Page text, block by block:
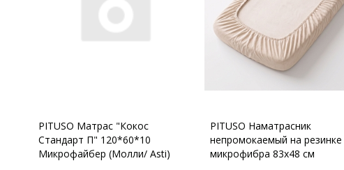
PITUSO Матрас "Кокос
Стандарт П" 120*60*10
Микрофайбер (Молли/ Asti)
PITUSO Наматрасник
непромокаемый на резинке
микрофибра 83х48 см